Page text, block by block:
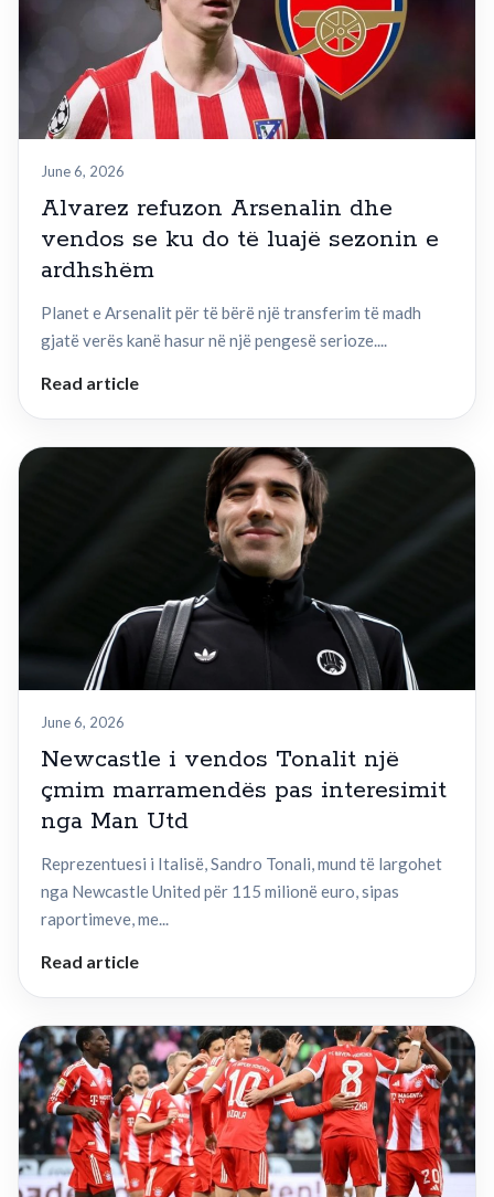
June 6, 2026
Alvarez refuzon Arsenalin dhe
vendos se ku do të luajë sezonin e
ardhshëm
Planet e Arsenalit për të bërë një transferim të madh
gjatë verës kanë hasur në një pengesë serioze....
Read article
June 6, 2026
Newcastle i vendos Tonalit një
çmim marramendës pas interesimit
nga Man Utd
Reprezentuesi i Italisë, Sandro Tonali, mund të largohet
nga Newcastle United për 115 milionë euro, sipas
raportimeve, me...
Read article